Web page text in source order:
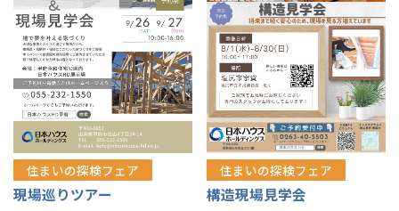
住まいの探検フェア
現場巡りツアー
住まいの探検フェア
構造現場見学会